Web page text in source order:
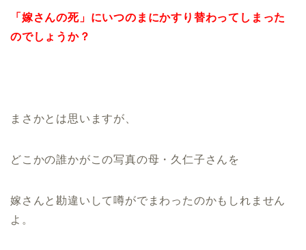
「嫁さんの死」にいつのまにかすり替わってしまった
のでしょうか？
まさかとは思いますが、
どこかの誰かがこの写真の母・久仁子さんを
嫁さんと勘違いして噂がでまわったのかもしれません
よ。